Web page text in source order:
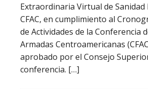
Extraordinaria Virtual de
CFAC, en cumplimiento al
de Actividades de la Conferencia
Armadas Centroamericanas
aprobado por el Consejo
conferencia. […]